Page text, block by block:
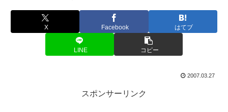
X Facebook はてブ
LINE コピー
2007.03.27
スポンサーリンク